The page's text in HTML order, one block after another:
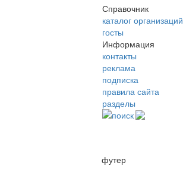
Справочник
каталог организаций
госты
Информация
контакты
реклама
подписка
правила сайта
разделы
поиск
футер